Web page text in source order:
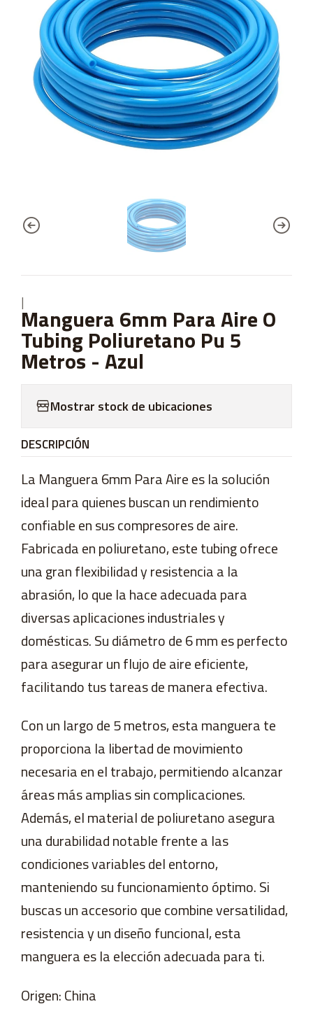
|
Manguera 6mm Para Aire O
Tubing Poliuretano Pu 5
Metros - Azul
Mostrar stock de ubicaciones
DESCRIPCIÓN
La Manguera 6mm Para Aire es la solución
ideal para quienes buscan un rendimiento
confiable en sus compresores de aire.
Fabricada en poliuretano, este tubing ofrece
una gran flexibilidad y resistencia a la
abrasión, lo que la hace adecuada para
diversas aplicaciones industriales y
domésticas. Su diámetro de 6 mm es perfecto
para asegurar un flujo de aire eficiente,
facilitando tus tareas de manera efectiva.
Con un largo de 5 metros, esta manguera te
proporciona la libertad de movimiento
necesaria en el trabajo, permitiendo alcanzar
áreas más amplias sin complicaciones.
Además, el material de poliuretano asegura
una durabilidad notable frente a las
condiciones variables del entorno,
manteniendo su funcionamiento óptimo. Si
buscas un accesorio que combine versatilidad,
resistencia y un diseño funcional, esta
manguera es la elección adecuada para ti.
Origen: China